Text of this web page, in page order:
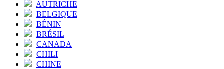
AUTRICHE
BELGIQUE
BÉNIN
BRÉSIL
CANADA
CHILI
CHINE